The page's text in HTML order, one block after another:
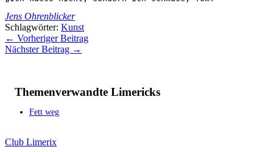
Jens Ohrenblicker
Schlagwörter: Kunst
← Vorheriger Beitrag
Nächster Beitrag →
Themenverwandte Limericks
Fett weg
Club Limerix